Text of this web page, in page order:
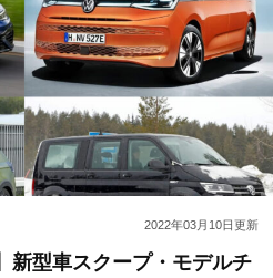
2022年03月10日更新
新型車スクープ・モデルチ